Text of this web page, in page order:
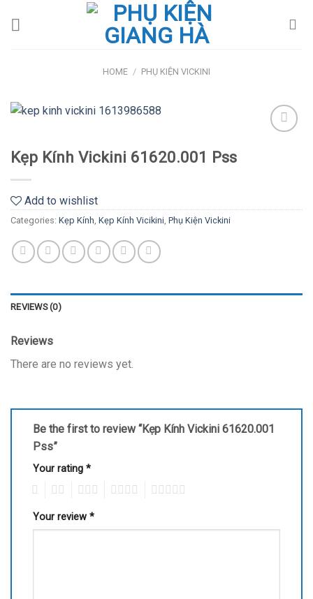
HOME / PHỤ KIỆN VICKINI
Kẹp Kính Vickini 61620.001 Pss
Add to wishlist
Categories: Kẹp Kính, Kẹp Kính Vicikini, Phụ Kiện Vickini
REVIEWS (0)
Reviews
There are no reviews yet.
Be the first to review “Kẹp Kính Vickini 61620.001
Pss”
Your rating *
Your review *